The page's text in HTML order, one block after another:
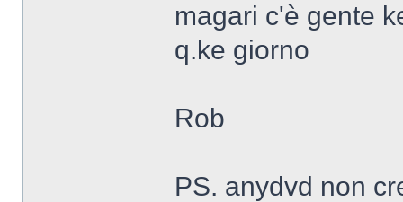
magari c'è gente
q.ke giorno
Rob
PS. anydvd non